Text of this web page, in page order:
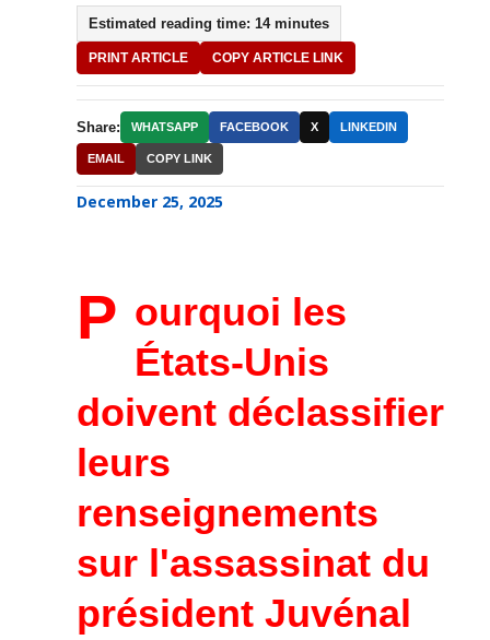
Estimated reading time: 14 minutes
PRINT ARTICLE COPY ARTICLE LINK
Share: WHATSAPP FACEBOOK X LINKEDIN
EMAIL COPY LINK
December 25, 2025
P ourquoi les
États-Unis
doivent déclassifier
leurs
renseignements
sur l'assassinat du
président Juvénal